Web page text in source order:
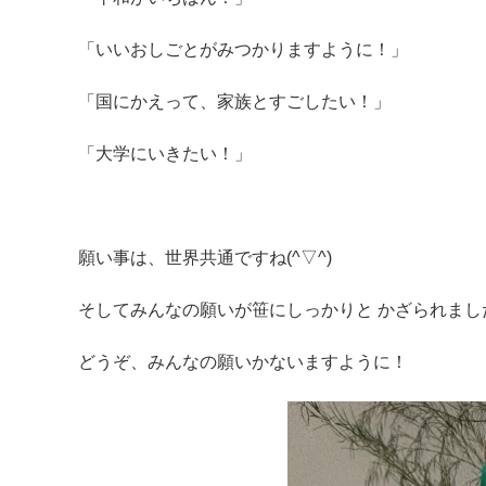
「いいおしごとがみつかりますように！」
「国にかえって、家族とすごしたい！」
「大学にいきたい！」
願い事は、世界共通ですね(^▽^)
そしてみんなの願いが笹にしっかりと かざられまし
どうぞ、みんなの願いかないますように！